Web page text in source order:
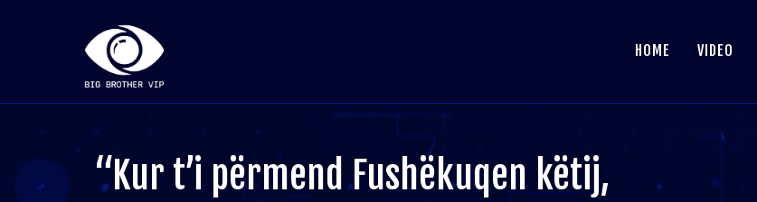
HOME VIDEO
“Kur t’i përmend Fushëkuqen këtij,